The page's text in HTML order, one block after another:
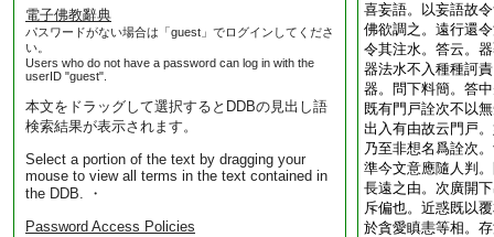
電子佛教辭典
パスワードがない場合は「guest」でログインしてくださ
い。
Users who do not have a password can log in with the
userID "guest".
本文をドラッグして選択するとDDBの見出し語
検索結果が表示されます。
Select a portion of the text by dragging your
mouse to view all terms in the text contained in
the DDB. ・
Password Access Policies
喜妄語。以妄語故
佛欲調之。遠行還
令其注水。答云。
器法水不入種種訶
器。問下料簡。答
既有門戸詮次不以
出入有由故云門戸
乃至非想名爲詮次
準今文意應隨人判
長遠之由。次廣開
斥偏也。近惑既以
於貪愛瞋恚等相。